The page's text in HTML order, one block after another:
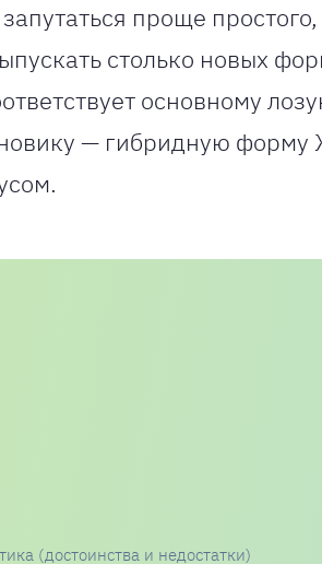
проще
столько новых
основному
— гибридную
(достоинства и недостатки)